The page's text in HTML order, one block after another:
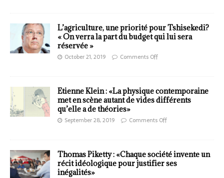
L’agriculture, une priorité pour Tshisekedi?
« On verra la part du budget qui lui sera
réservée »
October 21, 2019 Comments Off
Etienne Klein : «La physique contemporaine
met en scène autant de vides différents
qu’elle a de théories»
September 28, 2019 Comments Off
Thomas Piketty : «Chaque société invente un
récit idéologique pour justifier ses
inégalités»